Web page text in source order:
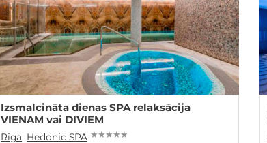
Izsmalcināta dienas SPA relaksācija
VIENAM vai DIVIEM
Rīga, Hedonic SPA ★ ★ ★ ★ ★